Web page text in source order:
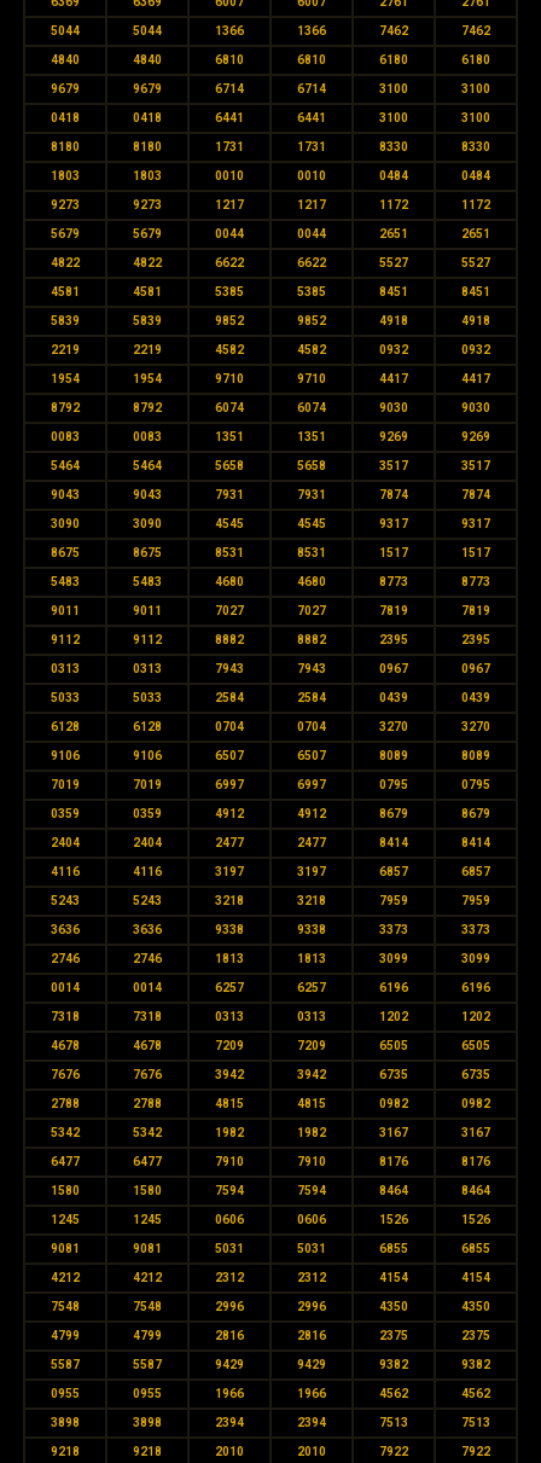
5044 5044 1366 1366 7462 7462
4840 4840 6810 6810 6180 6180
9679 9679 6714 6714 3100 3100
0418 0418 6441 6441 3100 3100
8180 8180 1731 1731 8330 8330
1803 1803 0010 0010 0484 0484
9273 9273 1217 1217 1172 1172
5679 5679 0044 0044 2651 2651
4822 4822 6622 6622 5527 5527
4581 4581 5385 5385 8451 8451
5839 5839 9852 9852 4918 4918
2219 2219 4582 4582 0932 0932
1954 1954 9710 9710 4417 4417
8792 8792 6074 6074 9030 9030
0083 0083 1351 1351 9269 9269
5464 5464 5658 5658 3517 3517
9043 9043 7931 7931 7874 7874
3090 3090 4545 4545 9317 9317
8675 8675 8531 8531 1517 1517
5483 5483 4680 4680 8773 8773
9011 9011 7027 7027 7819 7819
9112 9112 8882 8882 2395 2395
0313 0313 7943 7943 0967 0967
5033 5033 2584 2584 0439 0439
6128 6128 0704 0704 3270 3270
9106 9106 6507 6507 8089 8089
7019 7019 6997 6997 0795 0795
0359 0359 4912 4912 8679 8679
2404 2404 2477 2477 8414 8414
4116 4116 3197 3197 6857 6857
5243 5243 3218 3218 7959 7959
3636 3636 9338 9338 3373 3373
2746 2746 1813 1813 3099 3099
0014 0014 6257 6257 6196 6196
7318 7318 0313 0313 1202 1202
4678 4678 7209 7209 6505 6505
7676 7676 3942 3942 6735 6735
2788 2788 4815 4815 0982 0982
5342 5342 1982 1982 3167 3167
6477 6477 7910 7910 8176 8176
1580 1580 7594 7594 8464 8464
1245 1245 0606 0606 1526 1526
9081 9081 5031 5031 6855 6855
4212 4212 2312 2312 4154 4154
7548 7548 2996 2996 4350 4350
4799 4799 2816 2816 2375 2375
5587 5587 9429 9429 9382 9382
0955 0955 1966 1966 4562 4562
3898 3898 2394 2394 7513 7513
9218 9218 2010 2010 7922 7922